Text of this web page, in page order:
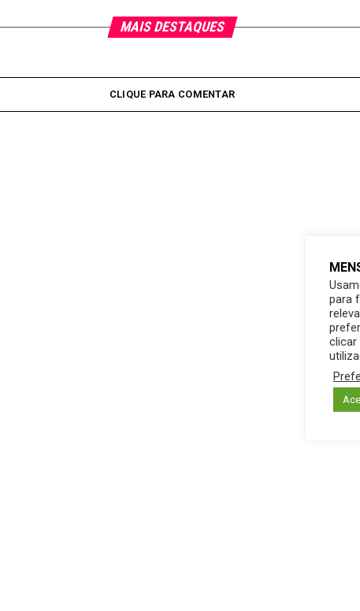
MAIS DESTAQUES
CLIQUE PARA COMENTAR
para
clicar